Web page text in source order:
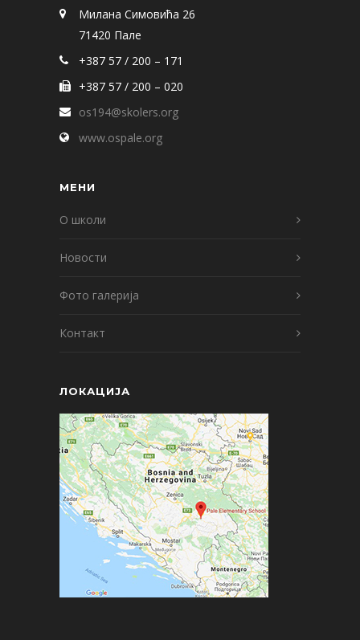
Милана Симовића 26
71420 Пале
+387 57 / 200 – 171
+387 57 / 200 – 020
os194@skolers.org
www.ospale.org
МЕНИ
О школи
Новости
Фото галерија
Контакт
ЛОКАЦИЈА